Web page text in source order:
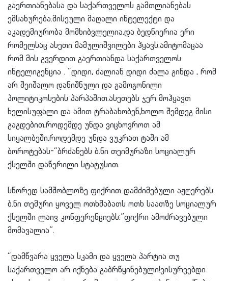
გაერთიანებასა და საქართველოს გამთლიანებას
ემსახურება.მისეული მაღალი ინტელექტი და
აკადემიურობა მომხიბვლელია,და ბედნიერია ერი
რომელსაც ასეთი მამულიშვილები ჰყავს.ამიტომაცაა
რომ მის გვერდით გაერთიანდა საქართველოს
ინტელიგენცია . “დიდი, ძალიან დიდი ძალა გინდა , რომ
არ შეიშალო დანიშნული და გამოგონილი
პოლიტიკოსების პარპაშით.ასეთებს ჯერ მოჰყავთ
ხელისუფალი და ამით ტრაბახობენ,ხოლო შემდეგ მისი
გაგდებით,როდემდე უნდა ვიცხოვროთ ამ
სიყალბეში,როდემდე უნდა ვუკრათ ტაში ამ
ბოროტებას-“ბრძანებს ბ.ნი თეიმურაზი სოციალურ
ქსელში დაწერილი სტატუსით.
სწორედ სამშობლოზე ფიქრით დამძიმებული აჟღერებს
ბ.ნი თემური ყოველ ოთხშაბათს ოთხ საათზე სოციალურ
ქსელში ლაივ კონფერენციებს:”ფიქრი ამოძრავებული
მომავალია”.
“დამწვარა ყველა სკამი და ყველა პარტია თუ
საქართველო არ იქნება გაბრწყინებული!ვისურვებდი